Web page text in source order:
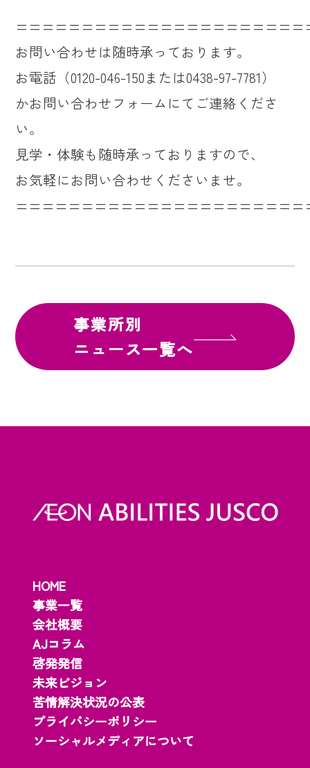
お問い合わせは随時承っております。
お電話（0120-046-150または0438-97-7781）
かお問い合わせフォームにてご連絡くださ
い。
見学・体験も随時承っておりますので、
お気軽にお問い合わせくださいませ。
事業所別
ニュース一覧へ
HOME
事業一覧
会社概要
AJコラム
啓発発信
未来ビジョン
苦情解決状況の公表
プライバシーポリシー
ソーシャルメディアについて